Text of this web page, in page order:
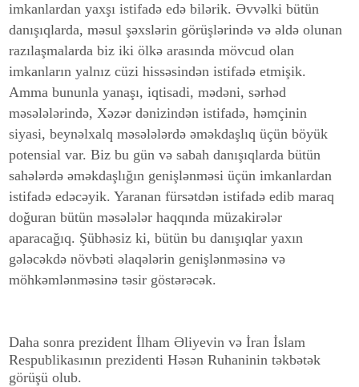
imkanlardan yaxşı istifadə edə bilərik. Əvvəlki bütün
danışıqlarda, məsul şəxslərin görüşlərində və əldə olunan
razılaşmalarda biz iki ölkə arasında mövcud olan
imkanların yalnız cüzi hissəsindən istifadə etmişik.
Amma bununla yanaşı, iqtisadi, mədəni, sərhəd
məsələlərində, Xəzər dənizindən istifadə, həmçinin
siyasi, beynəlxalq məsələlərdə əməkdaşlıq üçün böyük
potensial var. Biz bu gün və sabah danışıqlarda bütün
sahələrdə əməkdaşlığın genişlənməsi üçün imkanlardan
istifadə edəcəyik. Yaranan fürsətdən istifadə edib maraq
doğuran bütün məsələlər haqqında müzakirələr
aparacağıq. Şübhəsiz ki, bütün bu danışıqlar yaxın
gələcəkdə növbəti əlaqələrin genişlənməsinə və
möhkəmlənməsinə təsir göstərəcək.
Daha sonra prezident İlham Əliyevin və İran İslam
Respublikasının prezidenti Həsən Ruhaninin təkbətək
görüşü olub.